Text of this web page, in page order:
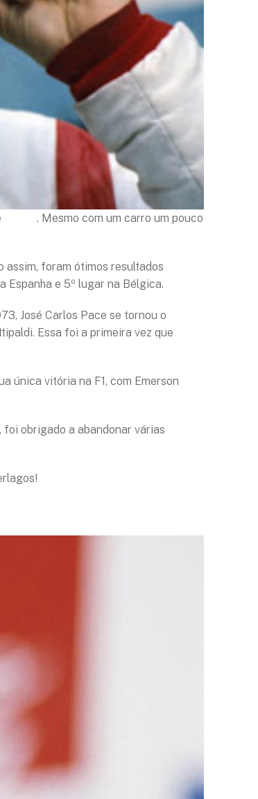
. Mesmo com um carro um pouco
assim, foram ótimos resultados
Espanha e 5º lugar na Bélgica.
José Carlos Pace se tornou o
Essa foi a primeira vez que
única vitória na F1, com Emerson
foi obrigado a abandonar várias